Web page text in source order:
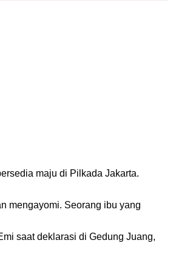
maju di Pilkada Jakarta.
mengayomi. Seorang ibu yang
saat deklarasi di Gedung Juang,